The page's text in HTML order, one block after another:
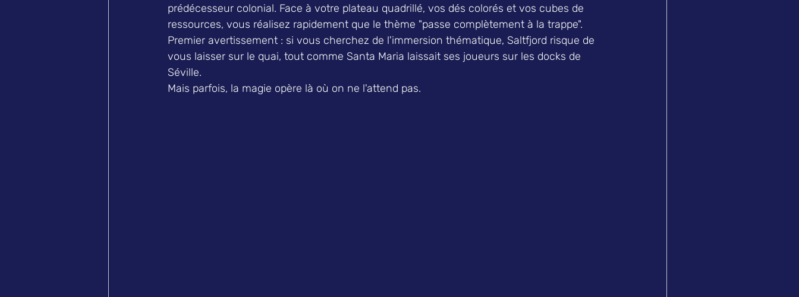
prédécesseur colonial. Face à votre plateau quadrillé, vos dés colorés et vos cubes de
ressources, vous réalisez rapidement que le thème "passe complètement à la trappe".
Premier avertissement : si vous cherchez de l'immersion thématique, Saltfjord risque de
vous laisser sur le quai, tout comme Santa Maria laissait ses joueurs sur les docks de
Séville.
Mais parfois, la magie opère là où on ne l'attend pas.